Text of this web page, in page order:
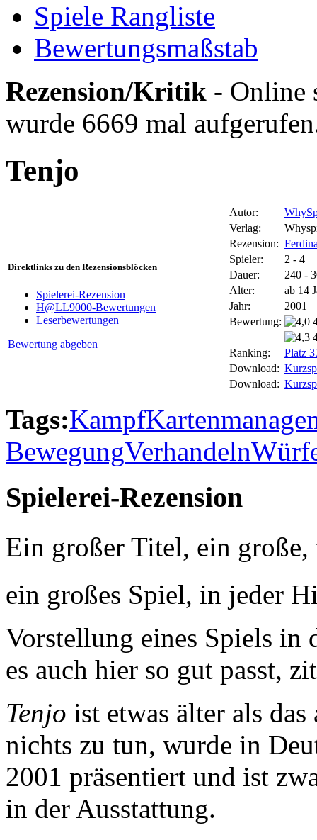
Spiele Rangliste
Bewertungsmaßstab
Rezension/Kritik - Online
wurde 6669 mal
Tenjo
Direktlinks zu den Rezensionsblöcken
Spielerei-Rezension
H@LL9000-Bewertungen
Leserbewertungen
Bewertung abgeben
Autor:
Verlag:
Rezension:
Spieler:
2 - 4
Dauer:
240 -
Alter:
ab 14
Jahr:
2001
Bewertung:
Ranking:
Platz
Download:
Download:
Tags:Kampf
BewegungVerhandeln
Spielerei-Rezension
Ein großer Titel, ein
ein großes Spiel, in jeder
Vorstellung eines Spiels
es auch hier so gut passt,
Tenjo ist etwas älter als
nichts zu tun, wurde in
2001 präsentiert und ist
in der Ausstattung.